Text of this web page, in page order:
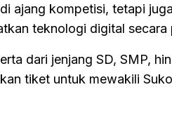
ajang kompetisi, tetapi
teknologi digital
dari jenjang SD, SMP,
tiket untuk mewakili